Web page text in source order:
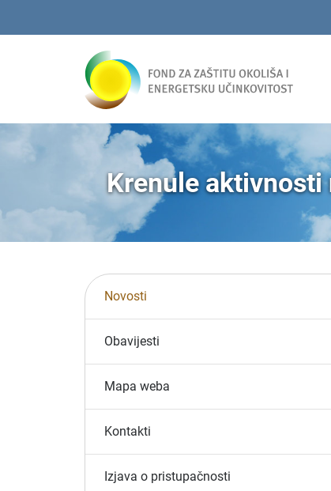
Krenule aktivnosti
Novosti
Obavijesti
Mapa weba
Kontakti
Izjava o pristupačnosti